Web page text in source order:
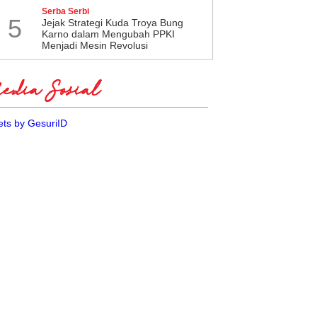
5
Serba Serbi
Jejak Strategi Kuda Troya Bung
Karno dalam Mengubah PPKI
Menjadi Mesin Revolusi
Sosial
by GesuriID